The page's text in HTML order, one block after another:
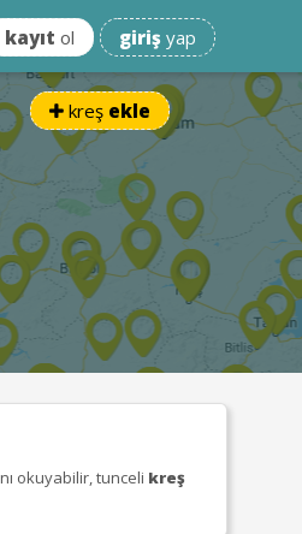
kayıt ol giriş yap
kreş ekle
okuyabilir, tunceli kreş